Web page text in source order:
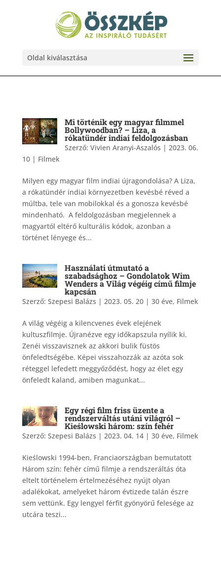
Oldal kiválasztása
Mi történik egy magyar filmmel
Bollywoodban? – Liza, a
rókatündér indiai feldolgozásban
Szerző: Vivien Aranyi-Aszalós | 2023. 06.
10| Filmek
Milyen egy magyar film indiai újragondolása? A Liza,
a rókatündér indiai környezetben kevésbé réved a
múltba, tele van mobilokkal és a gonosza kevésbé
mindenható. A feldolgozásban megjelennek a
magyartól eltérő kulturális kódok, azonban a
történet lényege és...
Használati útmutató a
szabadsághoz – Gondolatok Wim
Wenders a Világ végéig című filmje
kapcsán
Szerző: Szepesi Balázs | 2023. 05. 20| 30 éve, Filmek
A világ végéig a kilencvenes évek elejének
kultuszfilmje. Újranézve egy időkapszula nyílik ki.
Zenéi visszavisznek az akkori bulik füstös
önfeledtségébe. Képei visszahozzák az azóta sok
réteggel lefedett meggyőződést, hogy az élet egy
önfeledt kaland, amiben magunkat...
Egy régi film friss üzente a
rendszerváltás utáni világról –
Kieślowski három: szín fehér
Szerző: Szepesi Balázs | 2023. 04. 14| 30 éve, Filmek
Kieślowski 1994-ben, Franciaországban bemutatott
Három szín: fehér című filmje a rendszeráltás óta
eltelt történelem értelmezéséhez nyújt olyan
adalékokat, amelyeket három évtizede talán észre
sem vettünk. Egy lengyel férfit gyönyörű felesége az
utcára teszi...